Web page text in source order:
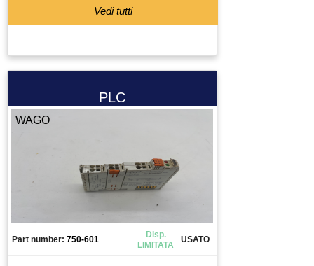
Vedi tutti
PLC
WAGO
Part number: 750-601
Disp.
LIMITATA
USATO